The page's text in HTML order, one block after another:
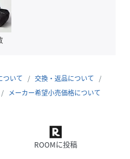
“Briller”を語源として誕生
気を緩めた自分も、すべて
ついて
交換・返品について
メーカー希望小売価格について
ROOMに投稿